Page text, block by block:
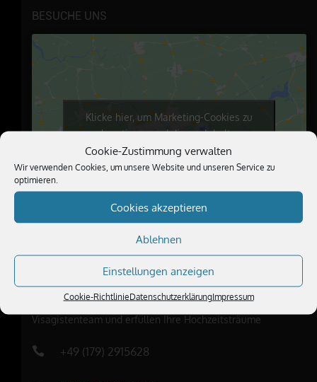
Cookie-Zustimmung verwalten
Wir verwenden Cookies, um unsere Website und unseren Service zu
optimieren.
Cookies akzeptieren
Ablehnen
Einstellungen anzeigen
Cookie-RichtlinieDatenschutzerklärungImpressum
BESUCHE UNS
Klicke hier, um Marketing-Cookies zu
akzeptieren und diesen Inhalt zu
aktivieren
Wir sind ein außergewöhnliches Fotografen- und
Visagistenteam und erfüllen Ihre Hochzeitsträume
+49 (179) 2915628